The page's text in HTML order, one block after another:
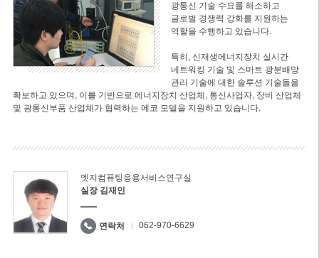
광통신 기술 수요를 해소하고
글로벌 경쟁력 강화를 지원하는
역할을 수행하고 있습니다.
특히, 신재생에너지장치 실시간
네트워킹 기술 및 스마트 광분배망
관리 기술에 대한 솔루션 기술들을
확보하고 있으며, 이를 기반으로 에너지장치 산업체, 통신사업자, 장비 산업체
및 광통신부품 산업체가 협력하는 에코 모델을 지원하고 있습니다.
엣지컴퓨팅응용서비스연구실
실장 김재인
연락처 062-970-6629